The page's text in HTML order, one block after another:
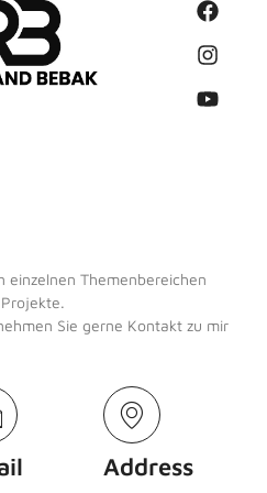
einzelnen Themenbereichen
Sie gerne Kontakt zu mir
Address